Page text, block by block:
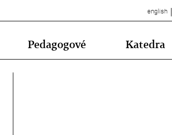
english
Pedagogové Katedra